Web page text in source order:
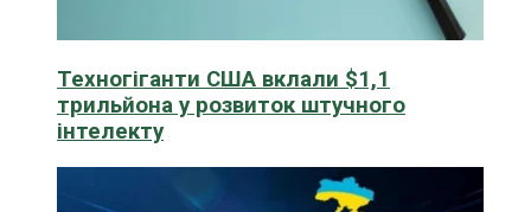
Техногіганти США вклали $1,1
трильйона у розвиток штучного
інтелекту